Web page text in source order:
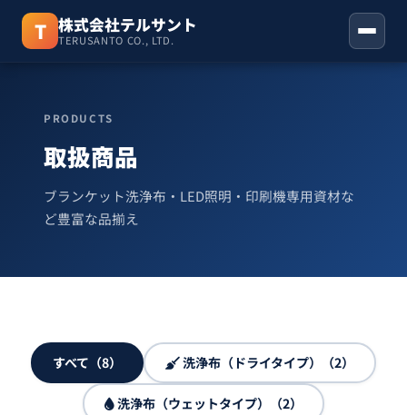
T 株式会社テルサント
TERUSANTO CO., LTD.
お知らせ
お問い合わせ
PRODUCTS
取扱商品
ブランケット洗浄布・LED照明・印刷機専用資材な
ど豊富な品揃え
すべて（8） 洗浄布（ドライタイプ）（2）
洗浄布（ウェットタイプ）（2）